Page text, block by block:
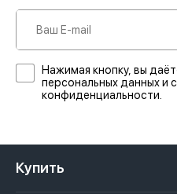
Нажимая кнопку, вы
персональных данных и
конфиденциальности.
Купить